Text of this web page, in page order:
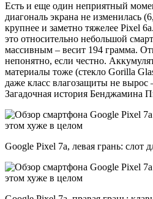
Есть и еще один неприятный
диагональ экрана не изменилась
крупнее и заметно тяжелее Pixel
это относительно небольшой
массивным – весит 194 грамма.
непонятно, если честно.
материалы тоже (стекло Gorilla
даже класс влагозащиты не вырос
Загадочная история Бенджамина
Google Pixel 7a, левая грань: слот